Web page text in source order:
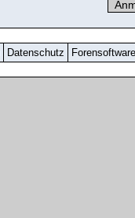
Datenschutz